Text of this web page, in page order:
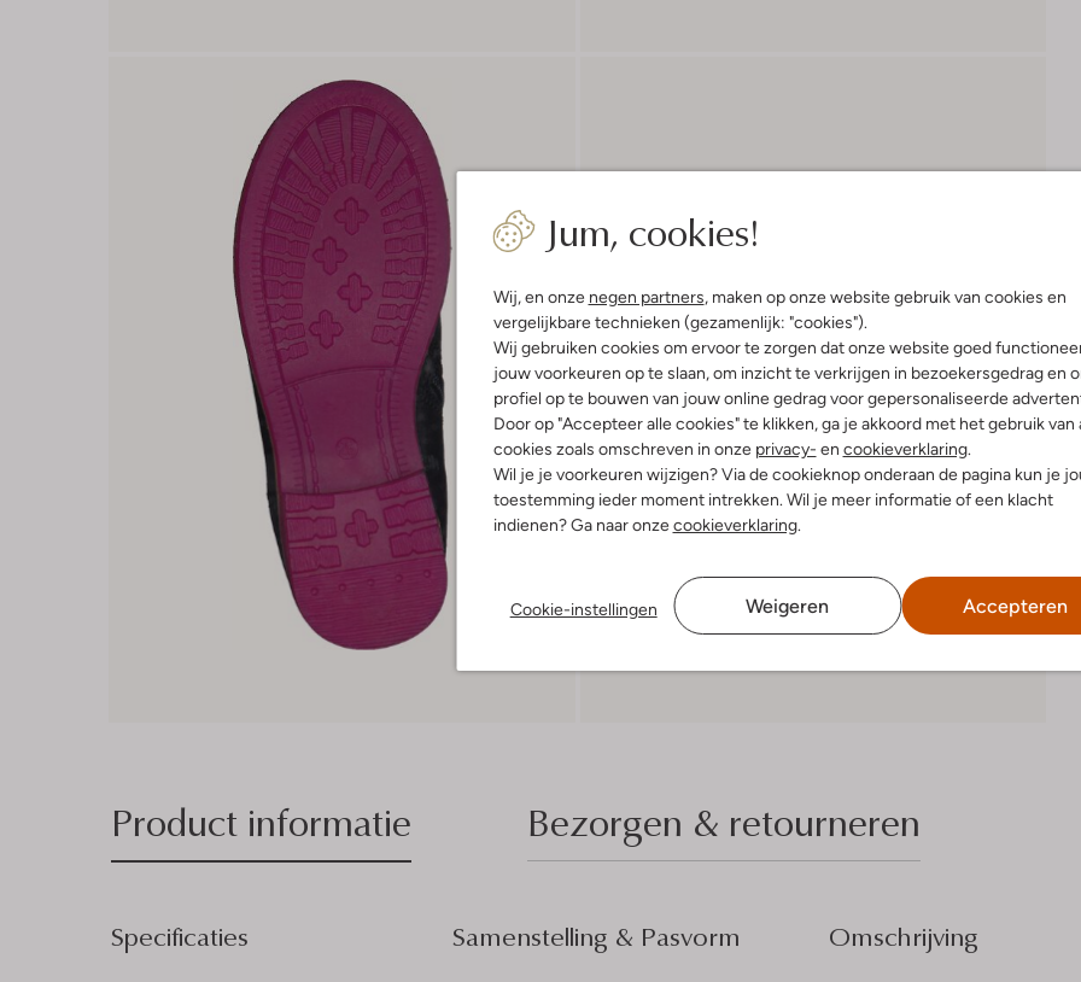
Jum, cookies!
Wij, en onze negen partners, maken op onze website gebruik van cookies en
vergelijkbare technieken (gezamenlijk: "cookies").
Wij gebruiken cookies om ervoor te zorgen dat onze website goed
jouw voorkeuren op te slaan, om inzicht te verkrijgen in bezoekersgedrag en
profiel op te bouwen van jouw online gedrag voor gepersonaliseerde
Door op "Accepteer alle cookies" te klikken, ga je akkoord met het gebruik van
cookies zoals omschreven in onze privacy- en cookieverklaring.
Wil je je voorkeuren wijzigen? Via de cookieknop onderaan de pagina kun je
toestemming ieder moment intrekken. Wil je meer informatie of een klacht
indienen? Ga naar onzecookieverklaring.
Cookie-instellingen Weigeren Accepteren
Product informatie Bezorgen & retourneren
Specificaties Samenstelling & Pasvorm Omschrijving